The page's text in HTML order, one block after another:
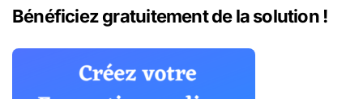
Bénéficiez gratuitement de la solution !